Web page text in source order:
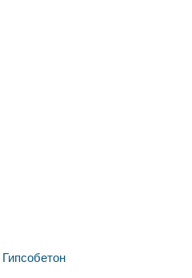
Гипсобетон